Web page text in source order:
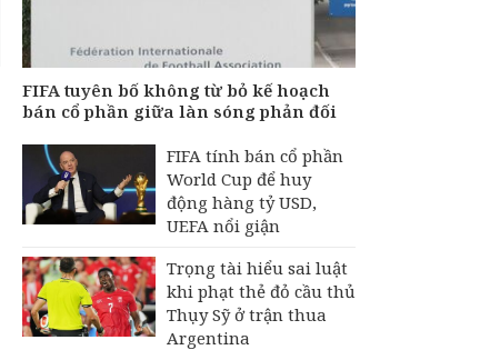
FIFA tuyên bố không từ bỏ kế hoạch
bán cổ phần giữa làn sóng phản đối
FIFA tính bán cổ phần
World Cup để huy
động hàng tỷ USD,
UEFA nổi giận
Trọng tài hiểu sai luật
khi phạt thẻ đỏ cầu thủ
Thụy Sỹ ở trận thua
Argentina